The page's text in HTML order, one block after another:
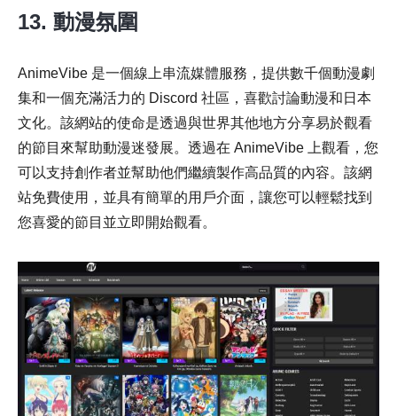
13. 動漫氛圍
AnimeVibe 是一個線上串流媒體服務，提供數千個動漫劇
集和一個充滿活力的 Discord 社區，喜歡討論動漫和日本
文化。該網站的使命是透過與世界其他地方分享易於觀看
的節目來幫助動漫迷發展。透過在 AnimeVibe 上觀看，您
可以支持創作者並幫助他們繼續製作高品質的內容。該網
站免費使用，並具有簡單的用戶介面，讓您可以輕鬆找到
您喜愛的節目並立即開始觀看。